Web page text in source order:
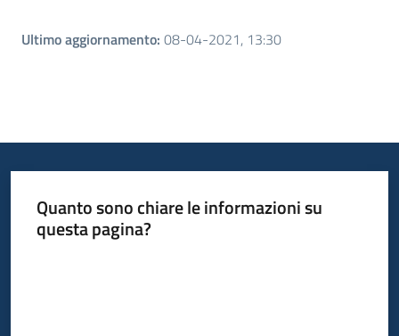
Ultimo aggiornamento: 08-04-2021, 13:30
Quanto sono chiare le informazioni su
questa pagina?